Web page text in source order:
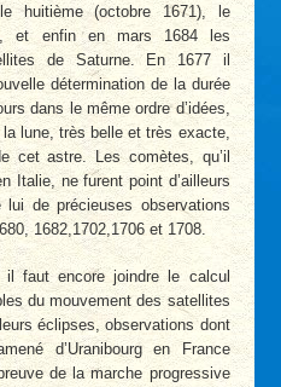
huitième (octobre 1671), le
et enfin en mars 1684 les
de Saturne. En 1677 il
détermination de la durée
dans le même ordre d’idées,
lune, très belle et très exacte,
cet astre. Les comètes, qu’il
Italie, ne furent point d’ailleurs
de précieuses observations
1682,1702,1706 et 1708.
faut encore joindre le calcul
du mouvement des satellites
éclipses, observations dont
d’Uranibourg en France
de la marche progressive